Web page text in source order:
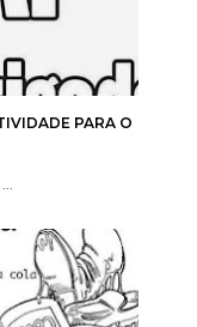
PARA O